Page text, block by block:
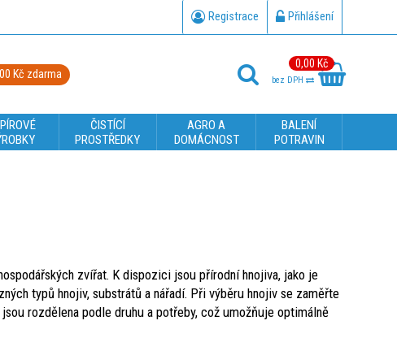
Registrace Přihlášení
Kč zdarma
0,00 Kč
bez DPH
ČISTÍCÍ
PROSTŘEDKY
AGRO A
DOMÁCNOST
BALENÍ
POTRAVIN
zvířat. K dispozici jsou přírodní hnojiva, jako je
typů hnojiv, substrátů a nářadí. Při výběru hnojiv se zaměřte
rozdělena podle druhu a potřeby, což umožňuje optimálně